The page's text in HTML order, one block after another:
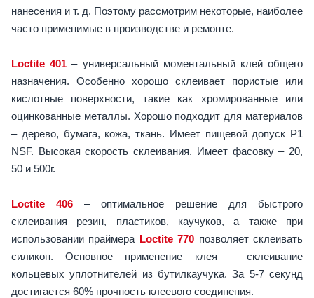
нанесения и т. д. Поэтому рассмотрим некоторые, наиболее
часто применимые в производстве и ремонте.
Loctite 401 – универсальный моментальный клей общего
назначения. Особенно хорошо склеивает пористые или
кислотные поверхности, такие как хромированные или
оцинкованные металлы. Хорошо подходит для материалов
– дерево, бумага, кожа, ткань. Имеет пищевой допуск P1
NSF. Высокая скорость склеивания. Имеет фасовку – 20,
50 и 500г.
Loctite 406 – оптимальное решение для быстрого
склеивания резин, пластиков, каучуков, а также при
использовании праймера Loctite 770 позволяет склеивать
силикон. Основное применение клея – склеивание
кольцевых уплотнителей из бутилкаучука. За 5-7 секунд
достигается 60% прочность клеевого соединения.